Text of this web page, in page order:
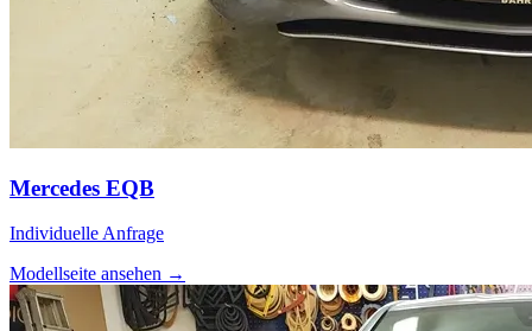
Mercedes EQB
Individuelle Anfrage
Modellseite ansehen →